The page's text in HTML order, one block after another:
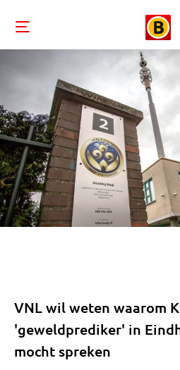
VNL wil weten waarom
'geweldprediker' in
mocht spreken